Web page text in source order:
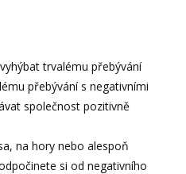
trvalému přebývání
přebývání s negativními
společnost pozitivně
na hory nebo alespoň
si od negativního